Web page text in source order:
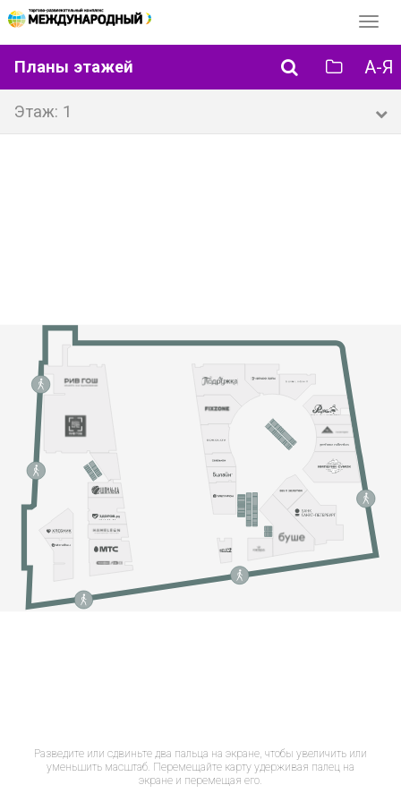
Планы этажей А-Я
Этаж: 1
Разведите или сдвиньте два пальца на экране, чтобы увеличить или
уменьшить масштаб. Перемещайте карту удерживая палец на
экране и перемещая его.